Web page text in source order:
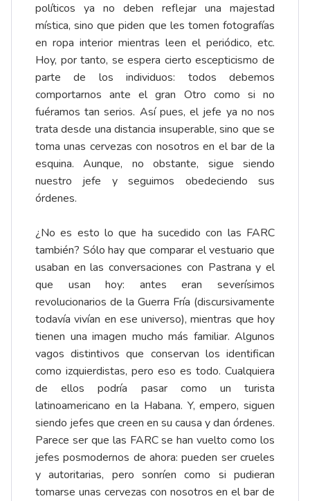
políticos ya no deben reflejar una majestad
mística, sino que piden que les tomen fotografías
en ropa interior mientras leen el periódico, etc.
Hoy, por tanto, se espera cierto escepticismo de
parte de los individuos: todos debemos
comportarnos ante el gran Otro como si no
fuéramos tan serios. Así pues, el jefe ya no nos
trata desde una distancia insuperable, sino que se
toma unas cervezas con nosotros en el bar de la
esquina. Aunque, no obstante, sigue siendo
nuestro jefe y seguimos obedeciendo sus
órdenes.
¿No es esto lo que ha sucedido con las FARC
también? Sólo hay que comparar el vestuario que
usaban en las conversaciones con Pastrana y el
que usan hoy: antes eran severísimos
revolucionarios de la Guerra Fría (discursivamente
todavía vivían en ese universo), mientras que hoy
tienen una imagen mucho más familiar. Algunos
vagos distintivos que conservan los identifican
como izquierdistas, pero eso es todo. Cualquiera
de ellos podría pasar como un turista
latinoamericano en la Habana. Y, empero, siguen
siendo jefes que creen en su causa y dan órdenes.
Parece ser que las FARC se han vuelto como los
jefes posmodernos de ahora: pueden ser crueles
y autoritarias, pero sonríen como si pudieran
tomarse unas cervezas con nosotros en el bar de